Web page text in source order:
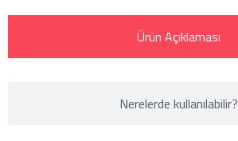
Ürün Açıklaması
Nerelerde kullanılabilir?​